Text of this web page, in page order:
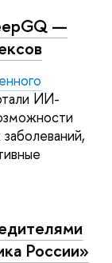
—
ИИ-
России»